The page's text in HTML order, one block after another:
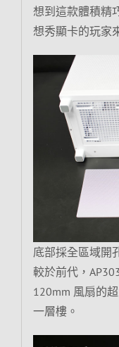
想到這款體積精
想秀顯卡的玩家
底部採全區域開
較於前代，
120mm 風扇的
一層樓。